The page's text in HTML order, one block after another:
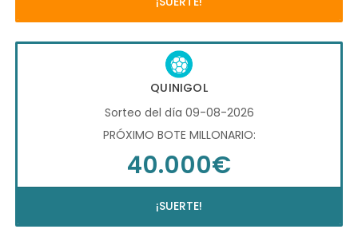
QUINIGOL
Sorteo del día 09-08-2026
PRÓXIMO BOTE MILLONARIO:
40.000€
¡SUERTE!